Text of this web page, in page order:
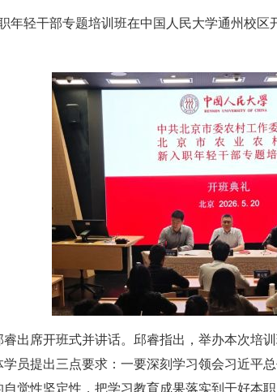
轻干部专题培训班在中国人民大学通州校区
席开班式并讲话。邱睿指出，举办本次培
员提出三点要求：一要深刻学习领会习近平
觉性坚定性，把学习教育成果落实到干好本